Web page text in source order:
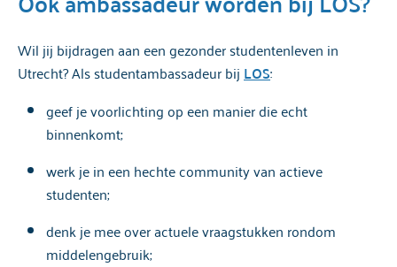
Wil jij bijdragen aan een gezonder studentenleven in
Utrecht? Alsstudentambassadeur bij LOS:
geef je voorlichting op een manier die echt
binnenkomt;
werk je in een hechte community van actieve
studenten;
denk je mee over actuele vraagstukken rondom
middelengebruik;